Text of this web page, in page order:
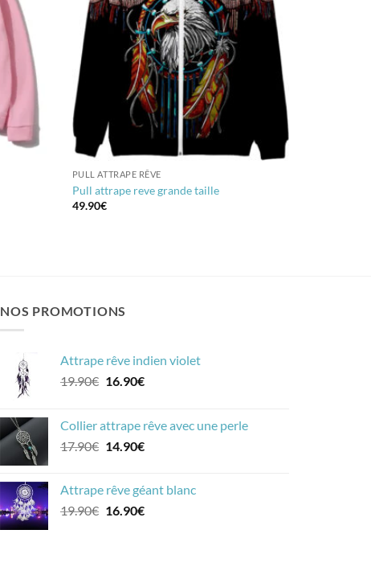
PULL ATTRAPE RÊVE
Pull attrape reve grande taille
49.90€
NOS PROMOTIONS
Attrape rêve indien violet
19.90€ Le
était :
19.90€.
16.90€Le
est :
16.90€.
Collier attrape rêve avec une perle
17.90€ Le
était :
17.90€.
14.90€Le
est :
14.90€.
Attrape rêve géant blanc
19.90€ Le
16.90€Le